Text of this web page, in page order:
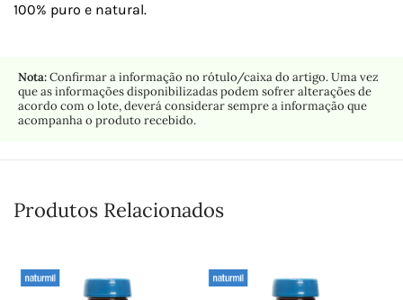
100% puro e natural.
Nota:Confirmar a informação no rótulo/caixa do artigo. Uma vez
que as informações disponibilizadas podem sofrer alterações de
acordo com o lote, deverá considerar sempre a informação que
acompanha o produto recebido.
Produtos Relacionados